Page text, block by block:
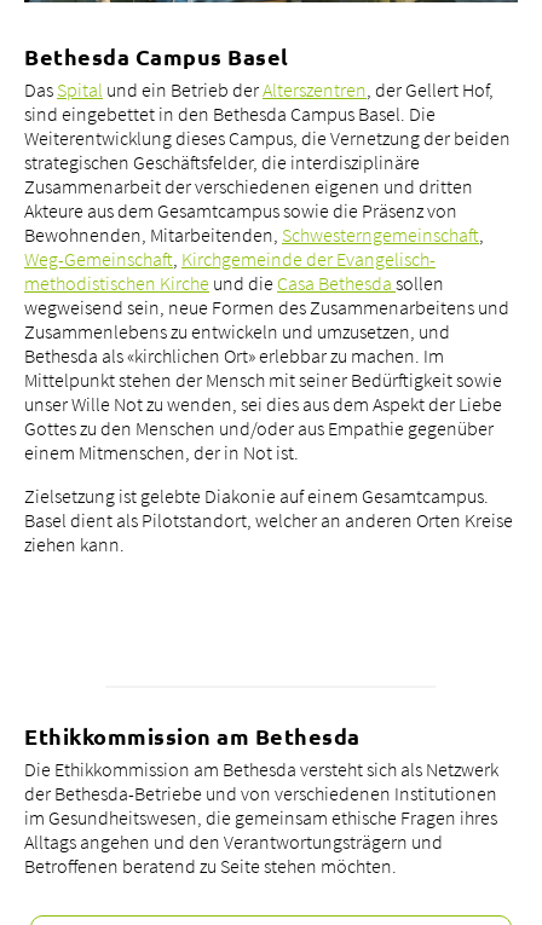
Bethesda Campus Basel
Das Spital und ein Betrieb derAlterszentren , der Gellert Hof,
sind eingebettet in den Bethesda Campus Basel. Die
Weiterentwicklung dieses Campus, die Vernetzung der beiden
strategischen Geschäftsfelder, die interdisziplinäre
Zusammenarbeit der verschiedenen eigenen und dritten
Akteure aus dem Gesamtcampus sowie die Präsenz von
Bewohnenden, Mitarbeitenden, Schwesterngemeinschaft
Weg-Gemeinschaft Kirchgemeinde der Evangelisch-
methodistischen Kirche und die Casa Bethesda sollen
wegweisend sein, neue Formen des Zusammenarbeitens und
Zusammenlebens zu entwickeln und umzusetzen, und
Bethesda als «kirchlichen Ort» erlebbar zu machen. Im
Mittelpunkt stehen der Mensch mit seiner Bedürftigkeit sowie
unser Wille Not zu wenden, sei dies aus dem Aspekt der Liebe
Gottes zu den Menschen und/oder aus Empathie gegenüber
einem Mitmenschen, der in Not ist.
Zielsetzung ist gelebte Diakonie auf einem Gesamtcampus.
Basel dient als Pilotstandort, welcher an anderen Orten Kreise
ziehen kann.
Ethikkommission am Bethesda
Die Ethikkommission am Bethesda versteht sich als Netzwerk
der Bethesda-Betriebe und von verschiedenen Institutionen
im Gesundheitswesen, die gemeinsam ethische Fragen ihres
Alltags angehen und den Verantwortungsträgern und
Betroffenen beratend zu Seite stehen möchten.